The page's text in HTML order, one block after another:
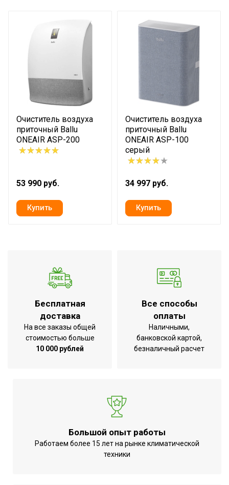
Очиститель воздуха
приточный Ballu
ONEAIR ASP-200
53 990 руб.
Очиститель воздуха
приточный Ballu
ONEAIR ASP-100
серый
34 997 руб.
Бесплатная
доставка
На все заказы общей
стоимостью больше
10 000 рублей
Все способы
оплаты
Наличными,
банковской картой,
безналичный расчет
Большой опыт работы
Работаем более 15 лет на рынке климатической
техники